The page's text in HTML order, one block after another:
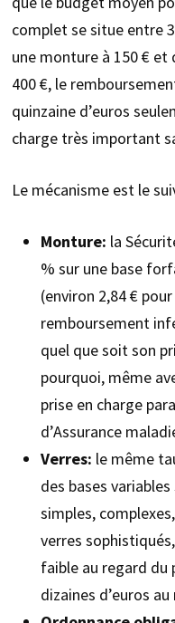
complet se situe entre
une monture à 150 € et
400 €, le
quinzaine d’euros
charge très important
Le mécanisme est le
Monture: la
% sur une base
(environ 2,84 €
remboursement
quel que soit son
pourquoi, même
prise en charge
d’Assurance
Verres: le même
des bases
simples,
verres
faible au regard du
dizaines d’euros